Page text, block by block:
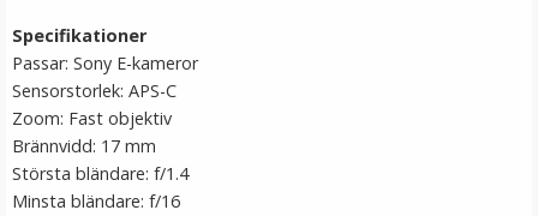
Step Up Ring 37-49mm - Gör filtergängan större
Specifikationer
Passar: Sony E-kameror
Sensorstorlek: APS-C
Zoom: Fast objektiv
Brännvidd: 17 mm
Största bländare: f/1.4
Minsta bländare: f/16